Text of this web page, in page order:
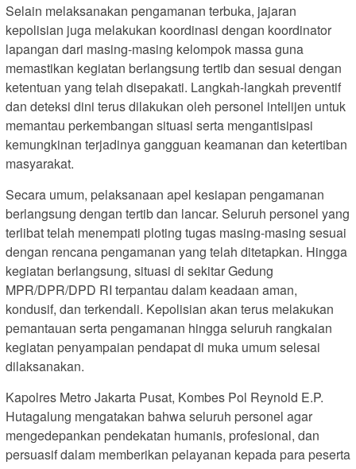
Selain melaksanakan pengamanan terbuka, jajaran
kepolisian juga melakukan koordinasi dengan koordinator
lapangan dari masing-masing kelompok massa guna
memastikan kegiatan berlangsung tertib dan sesuai dengan
ketentuan yang telah disepakati. Langkah-langkah preventif
dan deteksi dini terus dilakukan oleh personel intelijen untuk
memantau perkembangan situasi serta mengantisipasi
kemungkinan terjadinya gangguan keamanan dan ketertiban
masyarakat.
Secara umum, pelaksanaan apel kesiapan pengamanan
berlangsung dengan tertib dan lancar. Seluruh personel yang
terlibat telah menempati ploting tugas masing-masing sesuai
dengan rencana pengamanan yang telah ditetapkan. Hingga
kegiatan berlangsung, situasi di sekitar Gedung
MPR/DPR/DPD RI terpantau dalam keadaan aman,
kondusif, dan terkendali. Kepolisian akan terus melakukan
pemantauan serta pengamanan hingga seluruh rangkaian
kegiatan penyampaian pendapat di muka umum selesai
dilaksanakan.
Kapolres Metro Jakarta Pusat, Kombes Pol Reynold E.P.
Hutagalung mengatakan bahwa seluruh personel agar
mengedepankan pendekatan humanis, profesional, dan
persuasif dalam memberikan pelayanan kepada para peserta